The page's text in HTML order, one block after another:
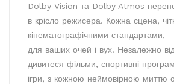
Dolby Vision та Dolby Atmos
в крісло режисера. Кожна сцена,
кінематографічними стандартами,
для ваших очей і вух. Незалежно
дивитеся фільми, спортивні
ігри, з кожною неймовірною миттю